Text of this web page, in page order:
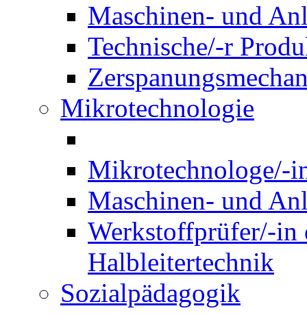
Maschinen- und
Technische/-r
Mikrotechnologie
Mikrotechnologe/-
Maschinen- und
Werkstoffprüfer/-in
Halbleitertechnik
Sozialpädagogik